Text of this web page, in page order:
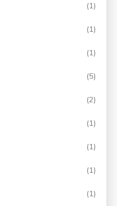
(1)
(1)
(1)
(5)
(2)
(1)
(1)
(1)
(1)